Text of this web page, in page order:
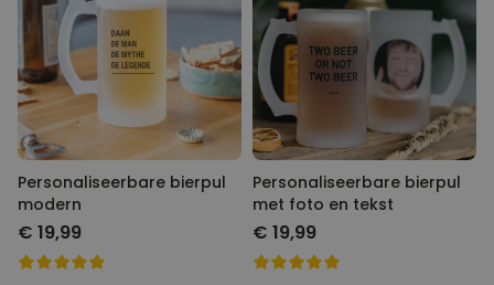
Personaliseerbare bierpul
modern
€ 19,99
Personaliseerbare bierpul
met foto en tekst
€ 19,99